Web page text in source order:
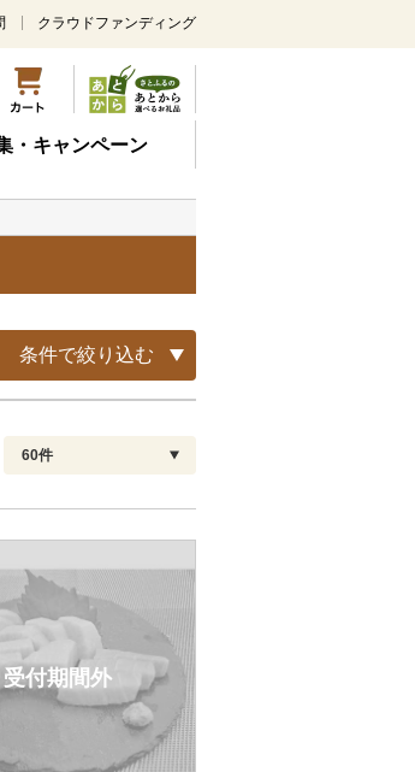
クラウドファンディング
・キャンペーン
条件で絞り込む
解除
指定可
帯指定可
月指定可
解除
定のお礼品
プリdeワンストップ申請
60件
60
90
受付期間外